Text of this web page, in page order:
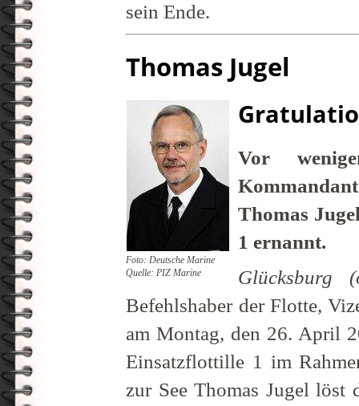
sein Ende.
Thomas Jugel
Foto: Deutsche Marine
Quelle: PIZ Marine
Vor
Thomas
1 ernannt.
Glücksburg
Befehlshaber der Flotte,
am Montag, den 26. April
Einsatzflottille 1 im
zur See Thomas Jugel